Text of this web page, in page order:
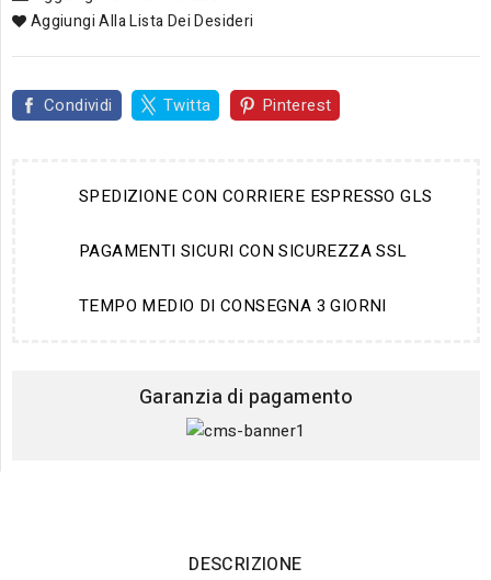
Aggiungi Alla Lista Dei Desideri
Condividi Twitta Pinterest
SPEDIZIONE CON CORRIERE ESPRESSO GLS
PAGAMENTI SICURI CON SICUREZZA SSL
TEMPO MEDIO DI CONSEGNA 3 GIORNI
Garanzia di pagamento
DESCRIZIONE